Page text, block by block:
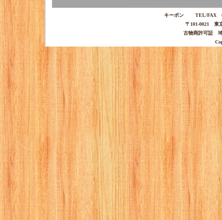
キーポン TEL/FAX
〒101-0021 東
古物商許可証